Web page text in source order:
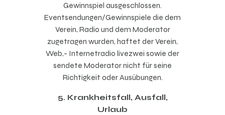
Gewinnspiel ausgeschlossen.
Eventsendungen/Gewinnspiele die dem
Verein, Radio und dem Moderator
zugetragen wurden, haftet der Verein,
Web,- Internetradio livezwei sowie der
sendete Moderator nicht für seine
Richtigkeit oder Ausübungen.
5. Krankheitsfall, Ausfall,
Urlaub